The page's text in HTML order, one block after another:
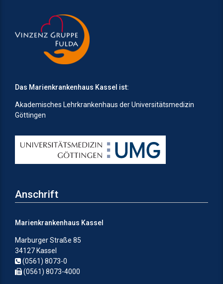
Das Marienkrankenhaus Kassel ist:
Akademisches Lehrkrankenhaus der Universitätsmedizin
Göttingen
Anschrift
Marienkrankenhaus Kassel
Marburger Straße 85
34127 Kassel
(0561) 8073-0
(0561) 8073-4000